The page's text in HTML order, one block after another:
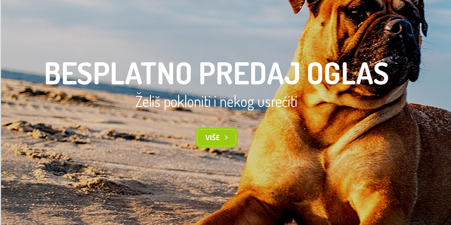
BESPLATNO PREDAJ OGLAS
Želiš pokloniti i nekog usrećiti
VIŠE
TRENING OSNOVA
VIŠE